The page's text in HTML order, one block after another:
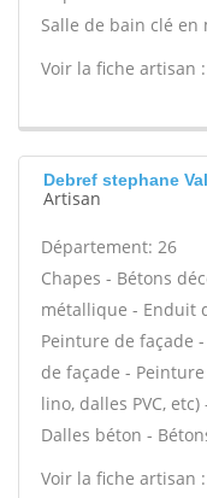
Salle de bain clé en
Voir la fiche artisan :
Debref stephane
Artisan
Département: 26
Chapes - Bétons
métallique - Enduit
Peinture de façade
de façade -
lino, dalles PVC,
Dalles béton -
Voir la fiche artisan :